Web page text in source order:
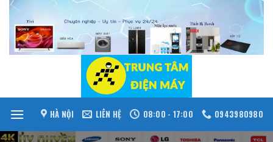
Skip
content
HÀ NỘI LIÊN HỆ 08:00 - 17:00 0943980980